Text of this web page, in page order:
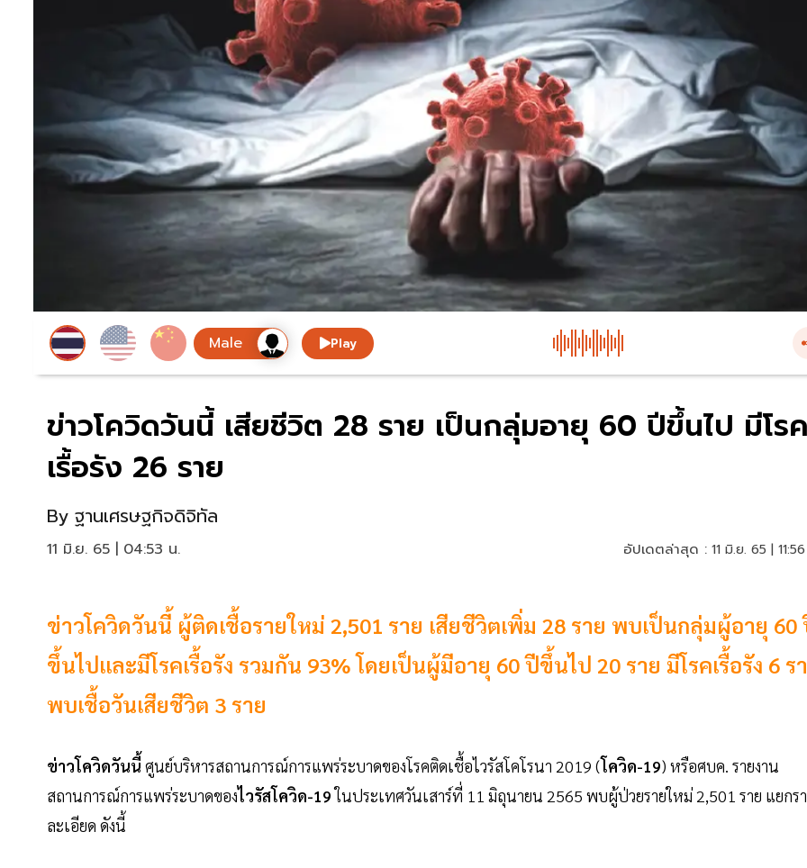
Play
ข่าวโควิดวันนี้ เสียชีวิต 28 ราย เป็นกลุ่มอายุ 60 ปีขึ้นไป มีโร
เรื้อรัง 26 ราย
By ฐานเศรษฐกิจดิจิทัล
11 มิ.ย. 65 | 04:53 น. อัปเดตล่าสุด : 11 มิ.ย. 65 |
ข่าวโควิดวันนี้ ผู้ติดเชื้อรายใหม่ 2,501 ราย เสียชีวิตเพิ่ม 28 ราย พบเป็นกลุ่มผู้อายุ 60
ขึ้นไปและมีโรคเรื้อรัง รวมกัน 93% โดยเป็นผู้มีอายุ 60 ปีขึ้นไป 20 ราย มีโรคเรื้อรัง 6 ร
พบเชื้อวันเสียชีวิต 3 ราย
ข่าวโควิดวันนี้ ศูนย์บริหารสถานการณ์การแพร่ระบาดของโรคติดเชื้อไวรัสโคโรนา 2019 (โควิด-19) หรือศบค. รายงาน
สถานการณ์การแพร่ระบาดของไวรัสโควิด-19ในประเทศวันเสาร์ที่ 11 มิถุนายน 2565 พบผู้ป่วยรายใหม่ 2,501 ราย แยกร
ละเอียด ดังนี้